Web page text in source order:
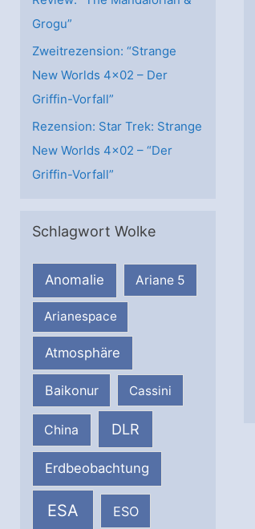
Grogu”
Zweitrezension: “Strange
New Worlds 4×02 – Der
Griffin-Vorfall”
Rezension: Star Trek: Strange
New Worlds 4×02 – “Der
Griffin-Vorfall”
Schlagwort Wolke
Anomalie Ariane 5
Arianespace
Atmosphäre
Baikonur Cassini
China DLR
Erdbeobachtung
ESA ESO